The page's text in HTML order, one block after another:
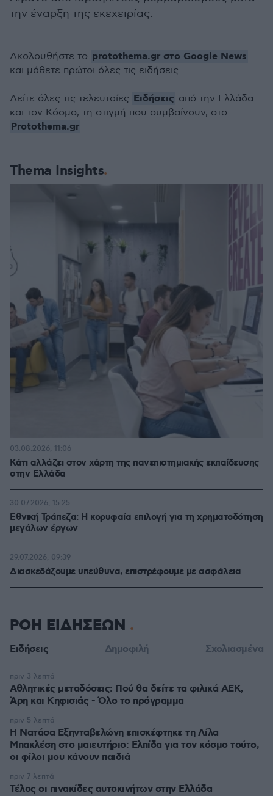
την έναρξη της εκεχειρίας.
Thema Insights
Κάτι αλλάζει στον χάρτη της πανεπιστημιακής εκπαίδευσης
στην Ελλάδα
03.08.2026, 11:06
Εθνική Τράπεζα: Η κορυφαία επιλογή για τη χρηματοδότηση
μεγάλων έργων
30.07.2026, 15:25
Διασκεδάζουμε υπεύθυνα, επιστρέφουμε με ασφάλεια
29.07.2026, 09:39
Ακολουθήστε το protothema.gr στο Google News
και μάθετε πρώτοι όλες τις ειδήσεις
Δείτε όλες τις τελευταίες Ειδήσεις από την Ελλάδα
και τον Κόσμο, τη στιγμή που συμβαίνουν, στο
Protothema.gr
ΡΟΗ ΕΙΔΗΣΕΩΝ
Ειδήσεις Δημοφιλή Σχολιασμένα
Αθλητικές μεταδόσεις: Πού θα δείτε τα φιλικά ΑΕΚ,
Άρη και Κηφισιάς - Όλο το πρόγραμμα
πριν 3 λεπτά
Η Νατάσα Εξηνταβελώνη επισκέφτηκε τη Λίλα
Μπακλέση στο μαιευτήριο: Ελπίδα για τον κόσμο τούτο,
οι φίλοι μου κάνουν παιδιά
πριν 5 λεπτά
Τέλος οι πινακίδες αυτοκινήτων στην Ελλάδα
πριν 7 λεπτά